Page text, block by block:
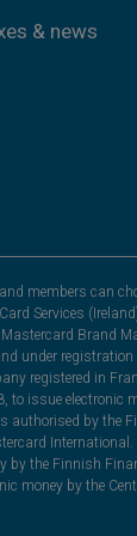
& news
members can
Services
Brand
under
registered in
to issue
by the
the Finnish
money by the